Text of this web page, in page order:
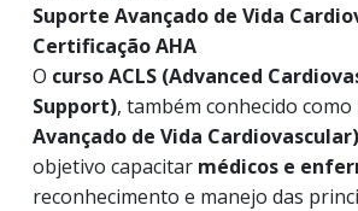
Suporte Avançado de Vida
Certificação AHA
O curso ACLS (Advanced
Support), também conhecido como
Avançado de Vida Cardiovascular)
objetivo capacitar médicos e
reconhecimento e manejo das